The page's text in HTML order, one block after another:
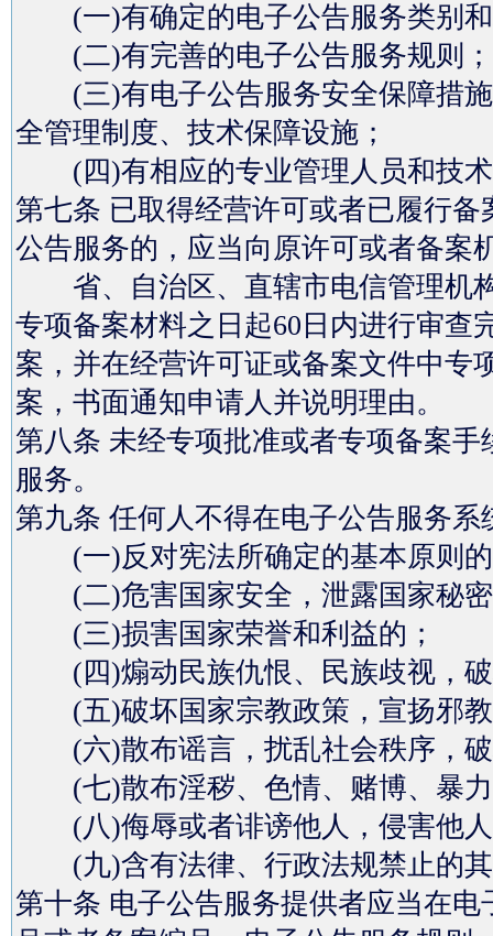
(一)有确定的电子公告服务类别
(二)有完善的电子公告服务规则；
(三)有电子公告服务安全保障措施
全管理制度、技术保障设施；
(四)有相应的专业管理人员和技术
第七条 已取得经营许可或者已履行
公告服务的，应当向原许可或者备案
省、自治区、直辖市电信管理机
专项备案材料之日起60日内进行审查
案，并在经营许可证或备案文件中专
案，书面通知申请人并说明理由。
第八条 未经专项批准或者专项备案
服务。
第九条 任何人不得在电子公告服务
(一)反对宪法所确定的基本原则
(二)危害国家安全，泄露国家秘密
(三)损害国家荣誉和利益的；
(四)煽动民族仇恨、民族歧视，破
(五)破坏国家宗教政策，宣扬邪教
(六)散布谣言，扰乱社会秩序，破
(七)散布淫秽、色情、赌博、暴力
(八)侮辱或者诽谤他人，侵害他人
(九)含有法律、行政法规禁止的其
第十条 电子公告服务提供者应当在